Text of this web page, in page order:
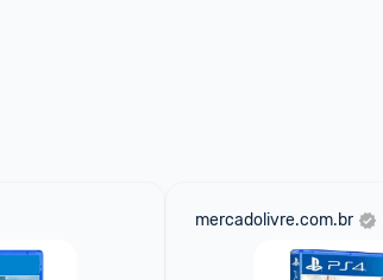
mercadolivre.com.br